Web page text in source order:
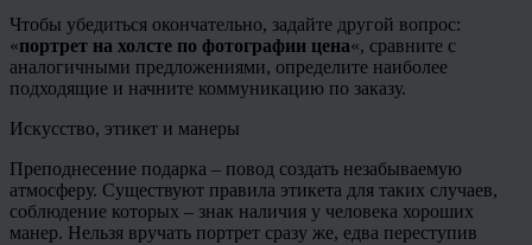
Чтобы убедиться окончательно, задайте другой вопрос:
«портрет на холсте по фотографии цена«, сравните с
аналогичными предложениями, определите наиболее
подходящие и начните коммуникацию по заказу.
Искусство, этикет и манеры
Преподнесение подарка – повод создать незабываемую
атмосферу. Существуют правила этикета для таких случаев,
соблюдение которых – знак наличия у человека хороших
манер. Нельзя вручать портрет сразу же, едва переступив